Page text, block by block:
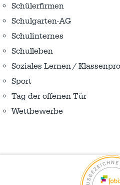
Schülerfirmen
Schulgarten-AG
Schulinternes
Schulleben
Soziales Lernen /
Sport
Tag der offenen Tür
Wettbewerbe